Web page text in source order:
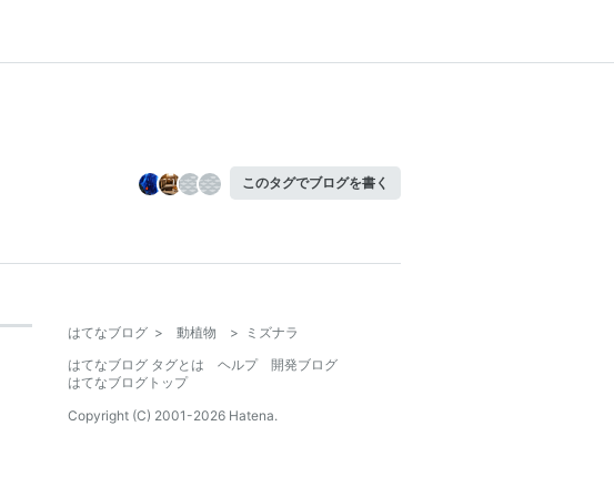
このタグでブログを書く
はてなブログ > 動植物 >
ミズナラ
はてなブログ タグとは
ヘルプ
開発ブログ
はてなブログトップ
Copyright (C) 2001-2026 Hatena.